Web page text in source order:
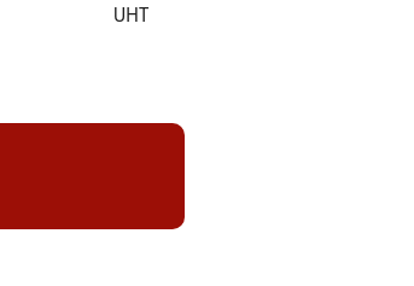
UHT